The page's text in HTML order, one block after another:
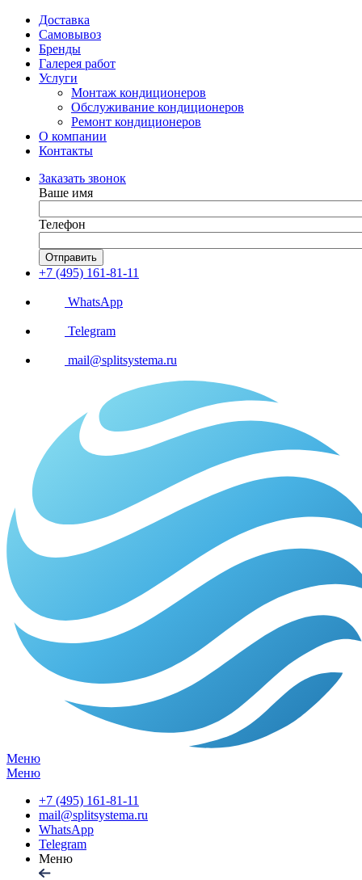
Доставка
Самовывоз
Бренды
Галерея работ
Услуги
Монтаж кондиционеров
Обслуживание кондиционеров
Ремонт кондиционеров
О компании
Контакты
Заказать звонок
Ваше имя
Телефон
Отправить
+7 (495) 161-81-11
WhatsApp
Telegram
mail@splitsystema.ru
Меню
Меню
+7 (495) 161-81-11
mail@splitsystema.ru
WhatsApp
Telegram
Меню